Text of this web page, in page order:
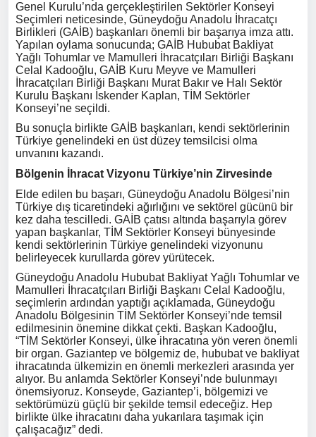
Genel Kurulu’nda gerçekleştirilen Sektörler Konseyi
Seçimleri neticesinde, Güneydoğu Anadolu İhracatçı
Birlikleri (GAİB) başkanları önemli bir başarıya imza attı.
Yapılan oylama sonucunda; GAİB Hububat Bakliyat
Yağlı Tohumlar ve Mamulleri İhracatçıları Birliği Başkanı
Celal Kadooğlu, GAİB Kuru Meyve ve Mamulleri
İhracatçıları Birliği Başkanı Murat Bakır ve Halı Sektör
Kurulu Başkanı İskender Kaplan, TİM Sektörler
Konseyi’ne seçildi.
Bu sonuçla birlikte GAİB başkanları, kendi sektörlerinin
Türkiye genelindeki en üst düzey temsilcisi olma
unvanını kazandı.
Bölgenin İhracat Vizyonu Türkiye’nin Zirvesinde
Elde edilen bu başarı, Güneydoğu Anadolu Bölgesi’nin
Türkiye dış ticaretindeki ağırlığını ve sektörel gücünü bir
kez daha tescilledi. GAİB çatısı altında başarıyla görev
yapan başkanlar, TİM Sektörler Konseyi bünyesinde
kendi sektörlerinin Türkiye genelindeki vizyonunu
belirleyecek kurullarda görev yürütecek.
Güneydoğu Anadolu Hububat Bakliyat Yağlı Tohumlar ve
Mamulleri İhracatçıları Birliği Başkanı Celal Kadooğlu,
seçimlerin ardından yaptığı açıklamada, Güneydoğu
Anadolu Bölgesinin TİM Sektörler Konseyi’nde temsil
edilmesinin önemine dikkat çekti. Başkan Kadooğlu,
“TİM Sektörler Konseyi, ülke ihracatına yön veren önemli
bir organ. Gaziantep ve bölgemiz de, hububat ve bakliyat
ihracatında ülkemizin en önemli merkezleri arasında yer
alıyor. Bu anlamda Sektörler Konseyi’nde bulunmayı
önemsiyoruz. Konseyde, Gaziantep’i, bölgemizi ve
sektörümüzü güçlü bir şekilde temsil edeceğiz. Hep
birlikte ülke ihracatını daha yukarılara taşımak için
çalışacağız” dedi.